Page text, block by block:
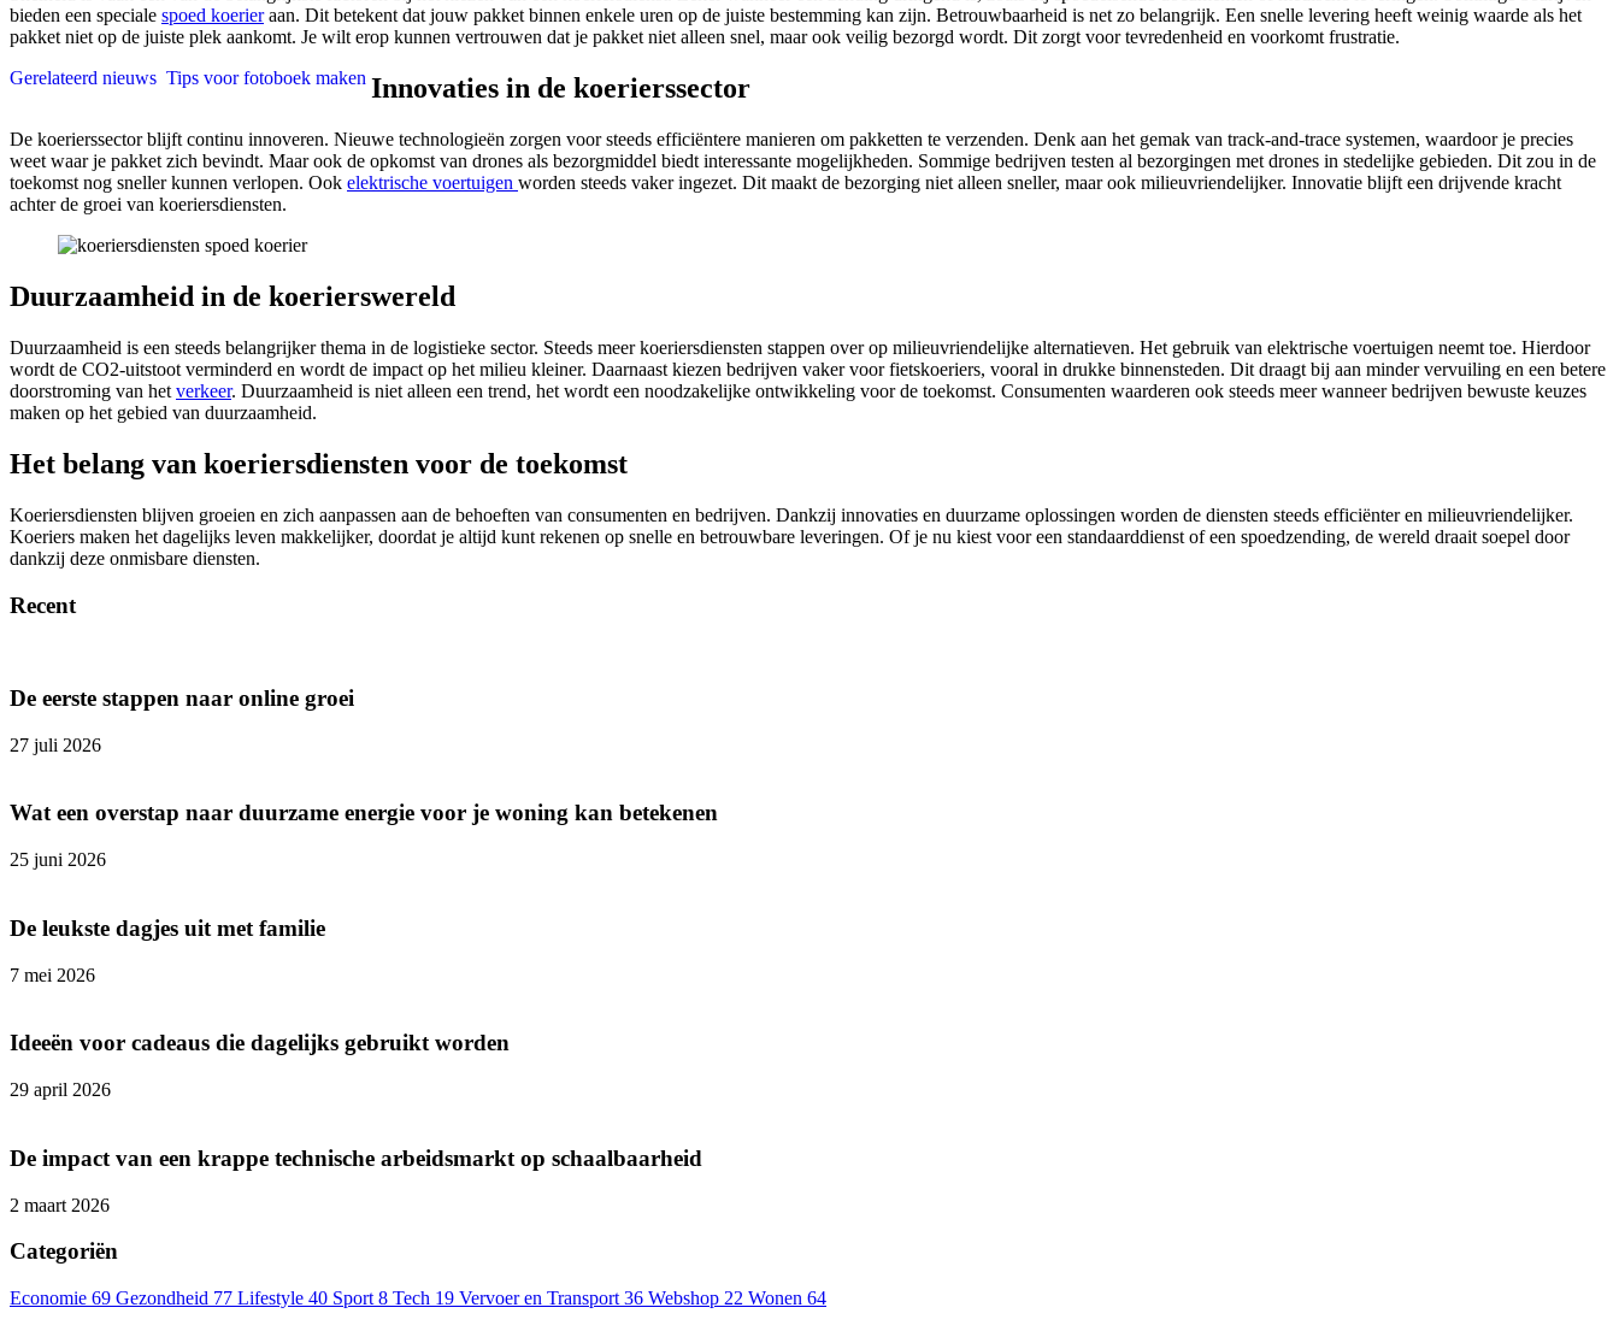
bieden een speciale spoed koerieraan. Dit betekent dat jouw pakket binnen enkele uren op de juiste bestemming kan zijn. Betrouwbaarheid is net zo belangrijk. Een snelle levering heeft weinig waarde als het
pakket niet op de juiste plek aankomt. Je wilt erop kunnen vertrouwen dat je pakket niet alleen snel, maar ook veilig bezorgd wordt. Dit zorgt voor tevredenheid en voorkomt frustratie.
Gerelateerd nieuws Tips voor fotoboek maken Innovaties in de koerierssector
De koerierssector blijft continu innoveren. Nieuwe technologieën zorgen voor steeds efficiëntere manieren om pakketten te verzenden. Denk aan het gemak van track-and-trace systemen, waardoor je precies
weet waar je pakket zich bevindt. Maar ook de opkomst van drones als bezorgmiddel biedt interessante mogelijkheden. Sommige bedrijven testen al bezorgingen met drones in stedelijke gebieden. Dit zou in de
toekomst nog sneller kunnen verlopen. Ook elektrische voertuigen worden steeds vaker ingezet. Dit maakt de bezorging niet alleen sneller, maar ook milieuvriendelijker. Innovatie blijft een drijvende kracht
achter de groei van koeriersdiensten.
Duurzaamheid in de koerierswereld
Duurzaamheid is een steeds belangrijker thema in de logistieke sector. Steeds meer koeriersdiensten stappen over op milieuvriendelijke alternatieven. Het gebruik van elektrische voertuigen neemt toe. Hierdoor
wordt de CO2-uitstoot verminderd en wordt de impact op het milieu kleiner. Daarnaast kiezen bedrijven vaker voor fietskoeriers, vooral in drukke binnensteden. Dit draagt bij aan minder vervuiling en een betere
doorstroming van het verkeer. Duurzaamheid is niet alleen een trend, het wordt een noodzakelijke ontwikkeling voor de toekomst. Consumenten waarderen ook steeds meer wanneer bedrijven bewuste keuzes
maken op het gebied van duurzaamheid.
Het belang van koeriersdiensten voor de toekomst
Koeriersdiensten blijven groeien en zich aanpassen aan de behoeften van consumenten en bedrijven. Dankzij innovaties en duurzame oplossingen worden de diensten steeds efficiënter en milieuvriendelijker.
Koeriers maken het dagelijks leven makkelijker, doordat je altijd kunt rekenen op snelle en betrouwbare leveringen. Of je nu kiest voor een standaarddienst of een spoedzending, de wereld draait soepel door
dankzij deze onmisbare diensten.
Recent
De eerste stappen naar online groei
27 juli 2026
Wat een overstap naar duurzame energie voor je woning kan betekenen
25 juni 2026
De leukste dagjes uit met familie
7 mei 2026
Ideeën voor cadeaus die dagelijks gebruikt worden
29 april 2026
De impact van een krappe technische arbeidsmarkt op schaalbaarheid
2 maart 2026
Categoriën
Economie 69 Gezondheid 77 Lifestyle 40 Sport 8 Tech 19 Vervoer en Transport 36 Webshop 22 Wonen 64